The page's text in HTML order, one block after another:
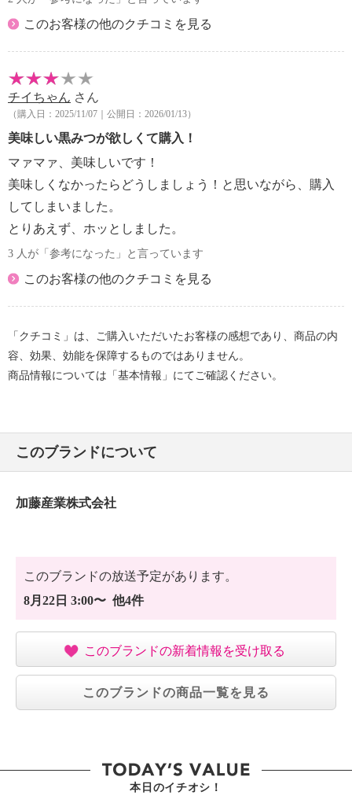
このお客様の他のクチコミを見る
チイちゃん さん
（購入日：2025/11/07｜公開日：2026/01/13）
美味しい黒みつが欲しくて購入！
マァマァ、美味しいです！
美味しくなかったらどうしましょう！と思いながら、購入
してしまいました。
とりあえず、ホッとしました。
3 人が「参考になった」と言っています
このお客様の他のクチコミを見る
「クチコミ」は、ご購入いただいたお客様の感想であり、商品の内
容、効果、効能を保障するものではありません。
商品情報については「基本情報」にてご確認ください。
このブランドについて
加藤産業株式会社
このブランドの放送予定があります。
8月22日 3:00〜 他4件
このブランドの新着情報を受け取る
このブランドの商品一覧を見る
本日のイチオシ！